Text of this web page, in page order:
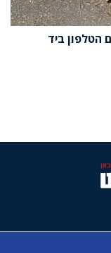
הטלפון ביד